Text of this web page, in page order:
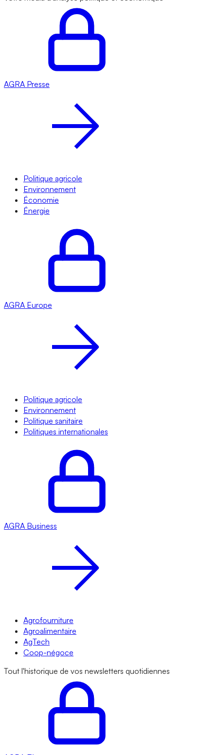
AGRA Presse
Politique agricole
Environnement
Économie
Énergie
AGRA Europe
Politique agricole
Environnement
Politique sanitaire
Politiques internationales
AGRA Business
Agrofourniture
Agroalimentaire
AgTech
Coop-négoce
Tout l'historique de vos newsletters quotidiennes